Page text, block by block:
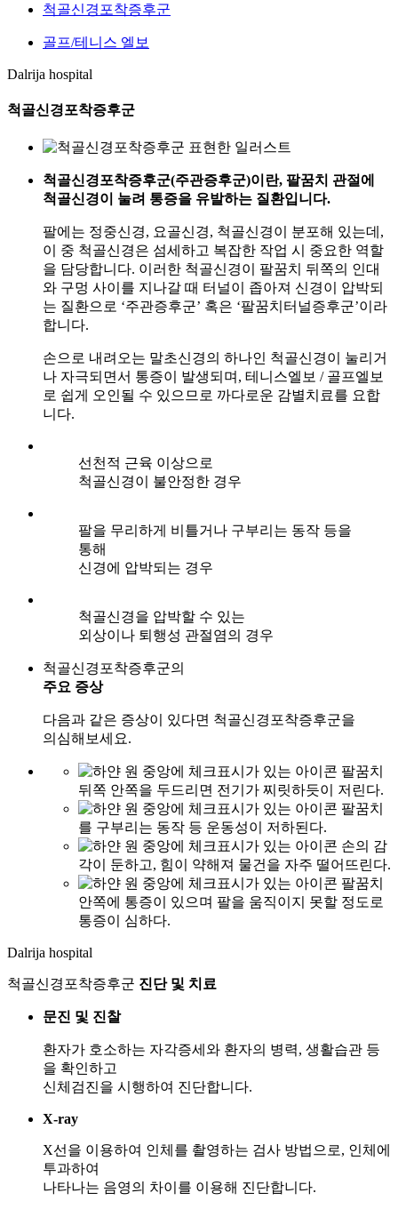
척골신경포착증후군
골프/테니스 엘보
Dalrija hospital
척골신경포착증후군
척골신경포착증후군(주관증후군)이란, 팔꿈치 관절에
척골신경이 눌려 통증을 유발하는 질환입니다.
팔에는 정중신경, 요골신경, 척골신경이 분포해 있는데,
이 중 척골신경은 섬세하고 복잡한 작업 시 중요한 역할
을 담당합니다. 이러한 척골신경이 팔꿈치 뒤쪽의 인대
와 구멍 사이를 지나갈 때 터널이 좁아져 신경이 압박되
는 질환으로 ‘주관증후군’ 혹은 ‘팔꿈치터널증후군’이라
합니다.
손으로 내려오는 말초신경의 하나인 척골신경이 눌리거
나 자극되면서 통증이 발생되며, 테니스엘보 / 골프엘보
로 쉽게 오인될 수 있으므로 까다로운 감별치료를 요합
니다.
선천적 근육 이상으로
척골신경이 불안정한 경우
팔을 무리하게 비틀거나 구부리는 동작 등을
통해
신경에 압박되는 경우
척골신경을 압박할 수 있는
외상이나 퇴행성 관절염의 경우
척골신경포착증후군의
주요 증상
다음과 같은 증상이 있다면 척골신경포착증후군을
의심해보세요.
팔꿈치
뒤쪽 안쪽을 두드리면 전기가 찌릿하듯이 저린다.
팔꿈치
를 구부리는 동작 등 운동성이 저하된다.
손의 감
각이 둔하고, 힘이 약해져 물건을 자주 떨어뜨린다.
팔꿈치
안쪽에 통증이 있으며 팔을 움직이지 못할 정도로
통증이 심하다.
Dalrija hospital
척골신경포착증후군 진단 및 치료
문진 및 진찰
환자가 호소하는 자각증세와 환자의 병력, 생활습관 등
을 확인하고
신체검진을 시행하여 진단합니다.
X-ray
X선을 이용하여 인체를 촬영하는 검사 방법으로, 인체에
투과하여
나타나는 음영의 차이를 이용해 진단합니다.